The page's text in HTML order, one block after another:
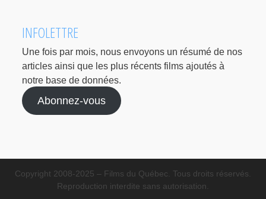
INFOLETTRE
Une fois par mois, nous envoyons un résumé de nos
articles ainsi que les plus récents films ajoutés à
notre base de données.
Abonnez-vous
Copyright 2008-2025 – Films du Québec. Tous droits réservés.
Reproduction interdite sans autorisation.